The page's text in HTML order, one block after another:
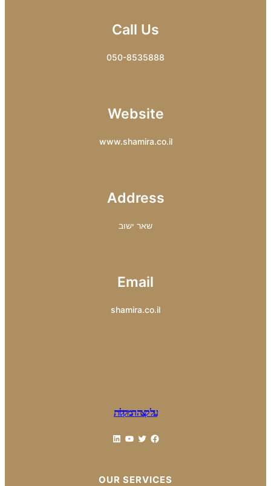
Call Us
050-8535888
Website
www.shamira.co.il
Address
שאר ישוב
Email
shamira.co.il
על קצה המקלות
Facebook
Twitter
YouTube
LinkedIn
OUR SERVICES